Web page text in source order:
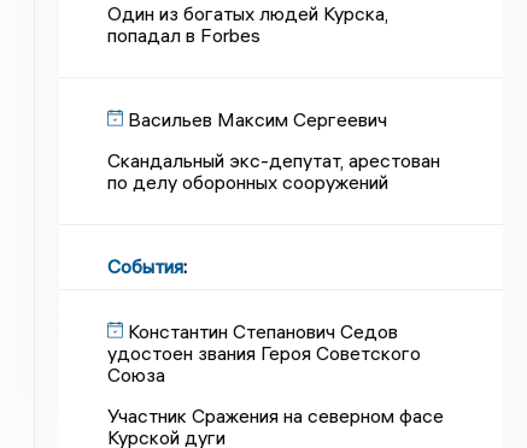
Один из богатых людей Курска,
попадал в Forbes
Васильев Максим Сергеевич
Скандальный экс-депутат, арестован
по делу оборонных сооружений
События:
Константин Степанович Седов
удостоен звания Героя Советского
Союза
Участник Сражения на северном фасе
Курской дуги